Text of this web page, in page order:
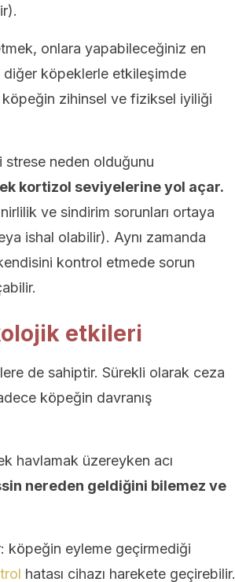
onlara yapabileceğiniz en
diğer köpeklerle etkileşimde
zihinsel ve fiziksel iyiliği
strese neden olduğunu
kortizol seviyelerine yol açar.
ve sindirim sorunları ortaya
ishal olabilir). Aynı zamanda
kontrol etmede sorun
etkileri
de sahiptir. Sürekli olarak ceza
köpeğin davranış
havlamak üzereyken acı
nereden geldiğini bilemez ve
köpeğin eyleme geçirmediği
hatası cihazı harekete geçirebilir.